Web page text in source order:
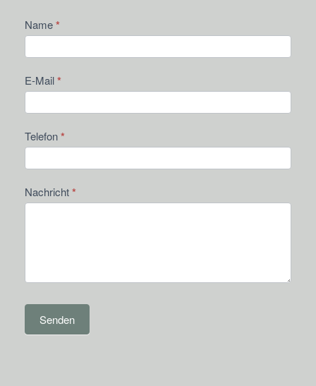
Kontakt
Name*
E-Mail*
Telefon*
Nachricht*
Senden